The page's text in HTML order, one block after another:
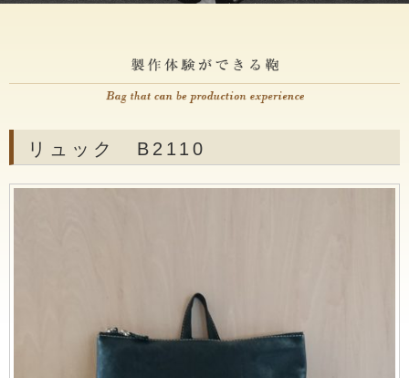
リュック B2110